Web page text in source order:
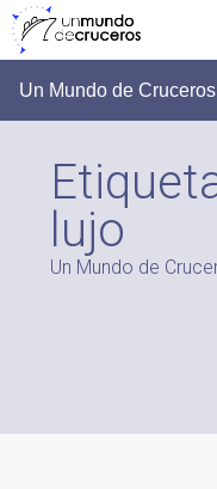
Un Mundo de
lujo
Un Mundo de